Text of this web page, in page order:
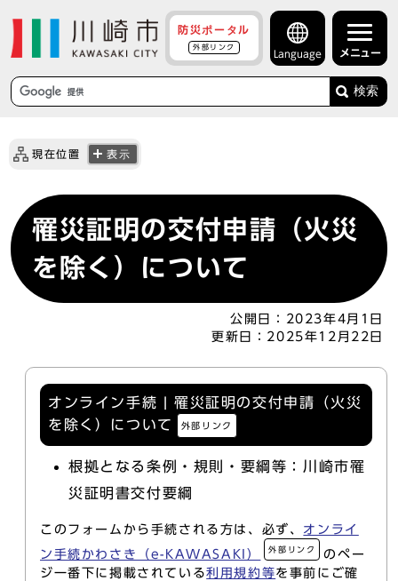
防災ポータル
外部リンク
Language メニュー
検索
現在位置 表示
罹災証明の交付申請（火災
を除く）について
公開日：
2023年4月1日
更新日： 2025年12月22日
オンライン手続 | 罹災証明の交付申請（火災
を除く）について
外部リンク
根拠となる条例・規則・要綱等：川崎市罹
災証明書交付要綱
このフォームから手続される方は、必ず、 オンライ
ン手続かわさき（e-KAWASAKI）
外部リンク
のペー
ジ一番下に掲載されている利用規約等を事前にご確